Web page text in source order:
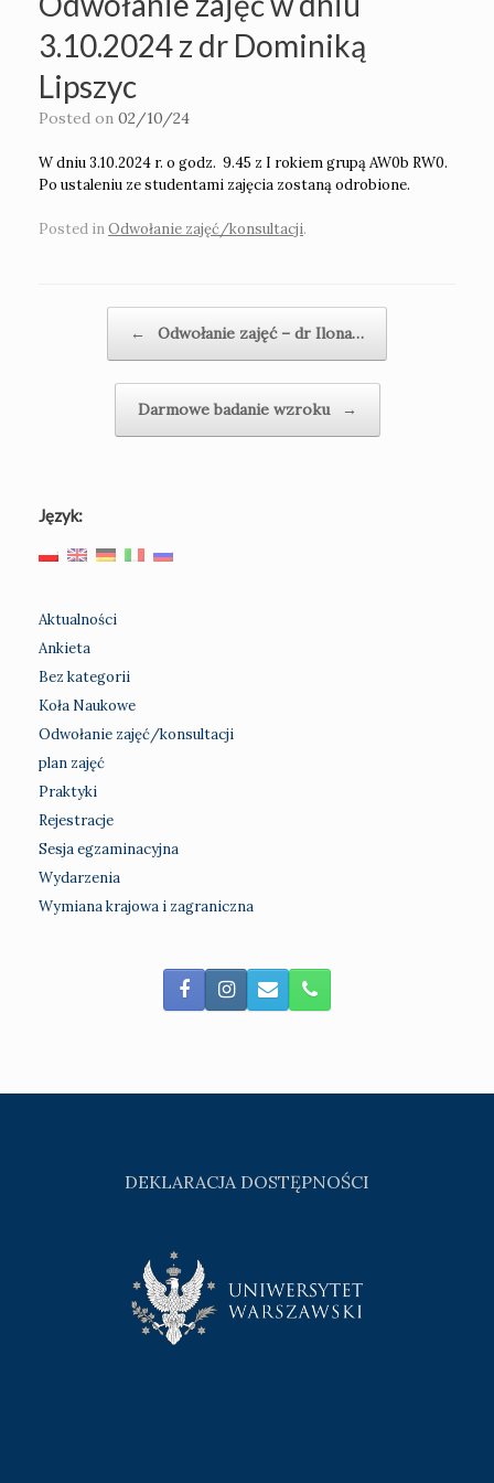
3.10.2024 z dr Dominiką
Lipszyc
Posted on 02/10/24
W dniu 3.10.2024 r. o godz. 9.45 z I rokiem grupą AW0b RW0.
Po ustaleniu ze studentami zajęcia zostaną odrobione.
Posted inOdwołanie zajęć/konsultacji.
← Odwołanie zajęć – dr Ilona…
Darmowe badanie wzroku →
Język:
Aktualności
Ankieta
Bez kategorii
Koła Naukowe
Odwołanie zajęć/konsultacji
plan zajęć
Praktyki
Rejestracje
Sesja egzaminacyjna
Wydarzenia
Wymiana krajowa i zagraniczna
DEKLARACJA DOSTĘPNOŚCI